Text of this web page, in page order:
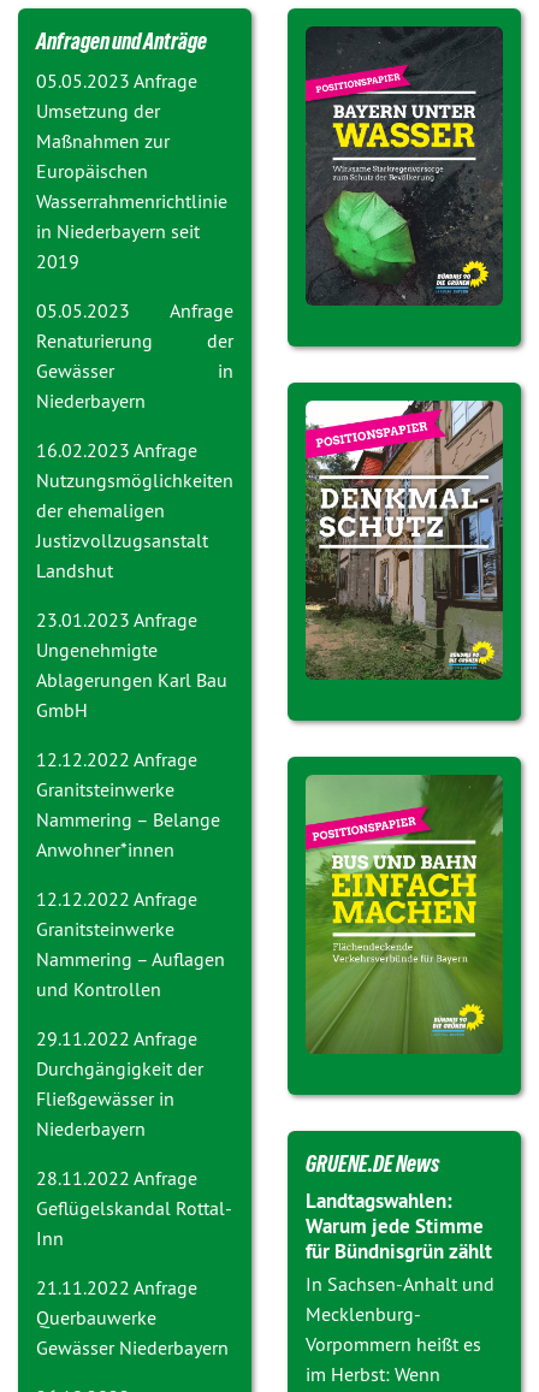
Anfragen und Anträge
05.05.2023 Anfrage
Umsetzung der
Maßnahmen zur
Europäischen
Wasserrahmenrichtlinie
in Niederbayern seit
2019
05.05.2023 Anfrage
Renaturierung der
Gewässer in
Niederbayern
16.02.2023 Anfrage
Nutzungsmöglichkeiten
der ehemaligen
Justizvollzugsanstalt
Landshut
23.01.2023 Anfrage
Ungenehmigte
Ablagerungen Karl Bau
GmbH
12.12.2022 Anfrage
Granitsteinwerke
Nammering – Belange
Anwohner*innen
12.12.2022 Anfrage
Granitsteinwerke
Nammering – Auflagen
und Kontrollen
29.11.2022 Anfrage
Durchgängigkeit der
Fließgewässer in
Niederbayern
28.11.2022 Anfrage
Geflügelskandal Rottal-
Inn
21.11.2022 Anfrage
Querbauwerke
Gewässer Niederbayern
GRUENE.DE News
Landtagswahlen:
Warum jede Stimme
für Bündnisgrün zählt
In Sachsen-Anhalt und
Mecklenburg-
Vorpommern heißt es
im Herbst: Wenn